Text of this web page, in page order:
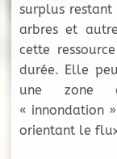
surplus
arbres et
cette
durée. Elle
une zone
« innondation
orientant le